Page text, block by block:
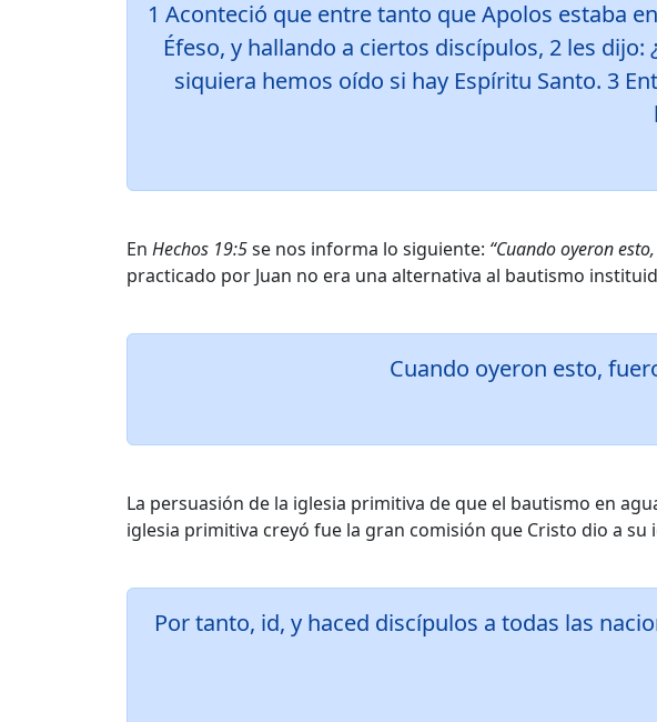
1 Aconteció que entre tanto que Apolos estaba
Éfeso, y hallando a ciertos discípulos, 2 les
siquiera hemos oído si hay Espíritu Santo. 3
En Hechos 19:5se nos informa lo siguiente: “Cuando oyeron
practicado por Juan no era una alternativa al bautismo
Cuando oyeron esto,
La persuasión de la iglesia primitiva de que el bautismo en
iglesia primitiva creyó fue la gran comisión que Cristo dio a
Por tanto, id, y haced discípulos a todas las